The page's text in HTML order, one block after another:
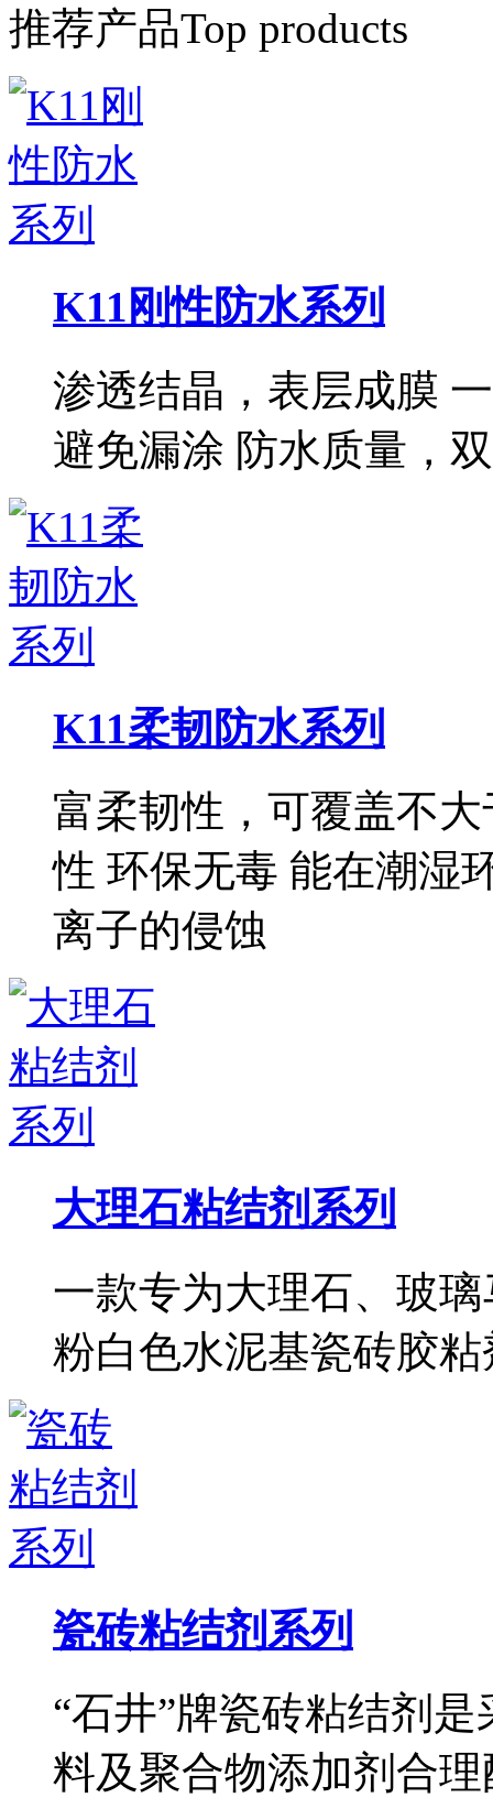
推荐产品Top products
K11刚性防水系列
渗透结晶，表层成膜
避免漏涂 防水质量，
K11柔韧防水系列
富柔韧性，可覆盖不
性 环保无毒 能在潮湿
离子的侵蚀
大理石粘结剂系列
一款专为大理石、玻
粉白色水泥基瓷砖胶
瓷砖粘结剂系列
“石井”牌瓷砖粘结剂
料及聚合物添加剂合